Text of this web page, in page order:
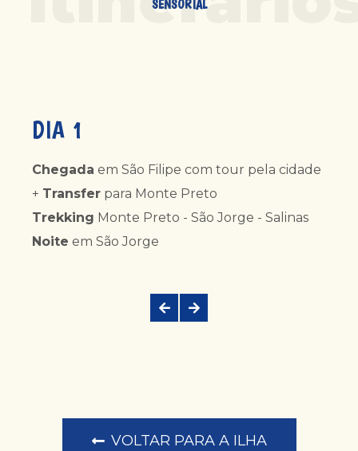
SENSORIAL
DIA 1
Chegada em São Filipe com tour pela cidade
+ Transfer para Monte Preto
Trekking Monte Preto - São Jorge - Salinas
Noite em São Jorge
VOLTAR PARA A ILHA